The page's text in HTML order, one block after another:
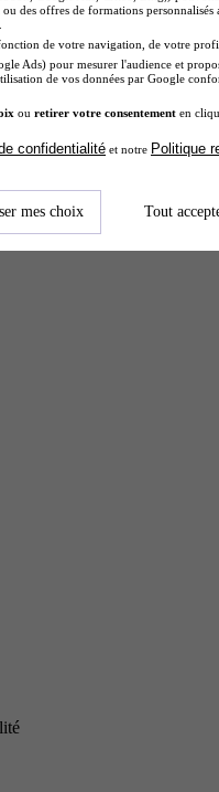
plus
des offres de formations
de votre navigation, de votre
Ads) pour mesurer l'audience et
de vos données par Google
ou retirer votre consentement en
confidentialité et notre Politique
mes choix Tout